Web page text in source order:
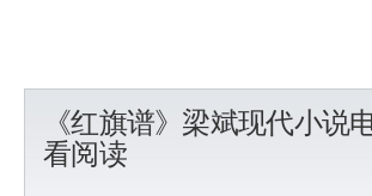
《红旗谱》梁斌现代小说
看阅读